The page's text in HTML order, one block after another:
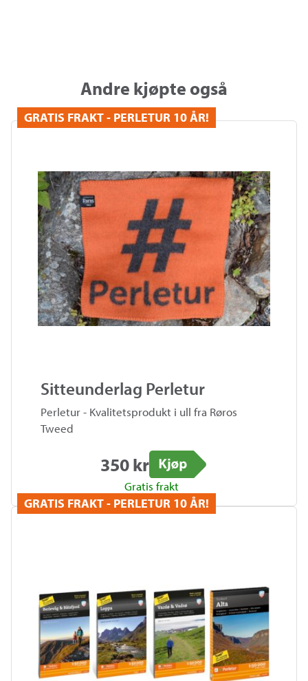
Andre kjøpte også
Sitteunderlag Perletur
Perletur - Kvalitetsprodukt i ull fra Røros
Tweed
350 kr
Kjøp
Gratis frakt
GRATIS FRAKT - PERLETUR 10 ÅR!
GRATIS FRAKT - PERLETUR 10 ÅR!